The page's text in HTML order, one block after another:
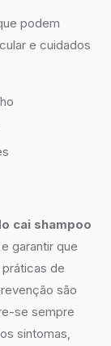
podem
e cuidados
cai shampoo
garantir que
de
são
se sempre
sintomas,